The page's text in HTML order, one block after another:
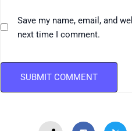
Save my name, email, and
next time I comment.